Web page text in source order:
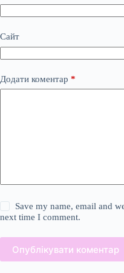
Сайт
Додати коментар *
Save my name, email and
next time I comment.
Опублікувати коментар